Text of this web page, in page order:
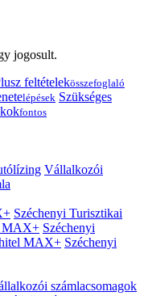
jogosult.
feltételekösszefoglaló
lépések Szükséges
fontos
Vállalkozói
Széchenyi Turisztikai
MAX+ Széchenyi
MAX+ Széchenyi
számlacsomagok